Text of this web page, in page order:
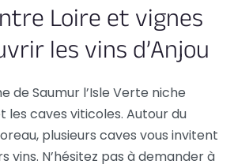
Loire et vignes
les vins d’Anjou
de Saumur l’Isle Verte niche
les caves viticoles. Autour du
plusieurs caves vous invitent
vins. N’hésitez pas à demander à